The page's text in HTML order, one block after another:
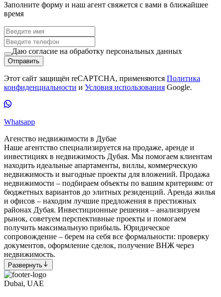
Заполните форму и наш агент свяжется с вами в ближайшее
время
Даю согласие на обработку персональных данных
Отправить
Этот сайт защищён reCAPTCHA, применяются Политика
конфиденциальности и Условия использования Google.
Whatsapp
Агенство недвижимости в Дубае
Наше агентство специализируется на продаже, аренде и
инвестициях в недвижимость Дубая. Мы помогаем клиентам
находить идеальные апартаменты, виллы, коммерческую
недвижимость и выгодные проекты для вложений. Продажа
недвижимости – подбираем объекты по вашим критериям: от
бюджетных вариантов до элитных резиденций. Аренда жилья
и офисов – находим лучшие предложения в престижных
районах Дубая. Инвестиционные решения – анализируем
рынок, советуем перспективные проекты и помогаем
получить максимальную прибыль. Юридическое
сопровождение – берем на себя все формальности: проверку
документов, оформление сделок, получение ВНЖ через
недвижимость.
Развернуть
Dubai, UAE